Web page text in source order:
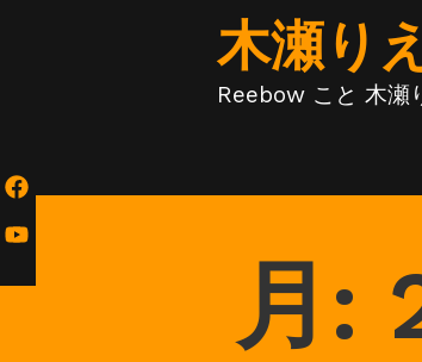
木瀬り
Reebow こと 木瀬
月: